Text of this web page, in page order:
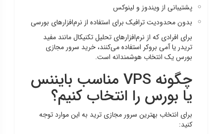
پشتیبانی از ویندوز و لینوکس
بدون محدودیت ترافیک برای استفاده از نرم‌افزارهای بورسی
برای افرادی که از نرم‌افزارهای تحلیل تکنیکال مانند مفید
تریدر یا آمی بروکر استفاده می‌کنند، خرید سرور مجازی
بورس یک انتخاب هوشمندانه است.
چگونه VPS مناسب بایننس
یا بورس را انتخاب کنیم؟
برای انتخاب بهترین سرور مجازی ترید به این موارد توجه
کنید: